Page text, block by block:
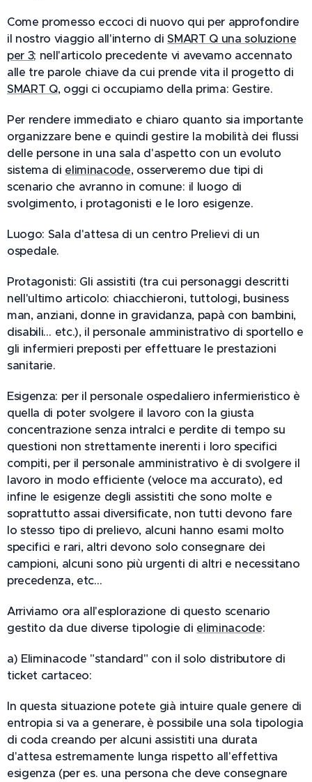
Come promesso eccoci di nuovo qui per approfondire
il nostro viaggio all'interno diSMART Q una soluzione
per 3; nell'articolo precedente vi avevamo accennato
alle tre parole chiave da cui prende vita il progetto di
SMART Q, oggi ci occupiamo della prima: Gestire.
Per rendere immediato e chiaro quanto sia importante
organizzare bene e quindi gestire la mobilità dei flussi
delle persone in una sala d'aspetto con un evoluto
sistema di eliminacode, osserveremo due tipi di
scenario che avranno in comune: il luogo di
svolgimento, i protagonisti e le loro esigenze.
Luogo: Sala d'attesa di un centro Prelievi di un
ospedale.
Protagonisti: Gli assistiti (tra cui personaggi descritti
nell'ultimo articolo: chiacchieroni, tuttologi, business
man, anziani, donne in gravidanza, papà con bambini,
disabili… etc.), il personale amministrativo di sportello e
gli infermieri preposti per effettuare le prestazioni
sanitarie.
Esigenza: per il personale ospedaliero infermieristico è
quella di poter svolgere il lavoro con la giusta
concentrazione senza intralci e perdite di tempo su
questioni non strettamente inerenti i loro specifici
compiti, per il personale amministrativo è di svolgere il
lavoro in modo efficiente (veloce ma accurato), ed
infine le esigenze degli assistiti che sono molte e
soprattutto assai diversificate, non tutti devono fare
lo stesso tipo di prelievo, alcuni hanno esami molto
specifici e rari, altri devono solo consegnare dei
campioni, alcuni sono più urgenti di altri e necessitano
precedenza, etc…
Arriviamo ora all'esplorazione di questo scenario
gestito da due diverse tipologie di eliminacode:
a) Eliminacode "standard" con il solo distributore di
ticket cartaceo:
In questa situazione potete già intuire quale genere di
entropia si va a generare, è possibile una sola tipologia
di coda creando per alcuni assistiti una durata
d'attesa estremamente lunga rispetto all'effettiva
esigenza (per es. una persona che deve consegnare